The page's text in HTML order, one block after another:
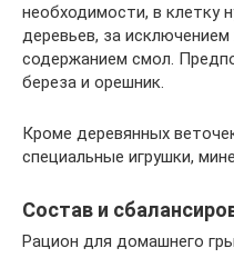
необходимости, в клетку
деревьев, за
содержанием смол.
береза и орешник.
Кроме деревянных
специальные игрушки,
Состав и
Рацион для домашнего